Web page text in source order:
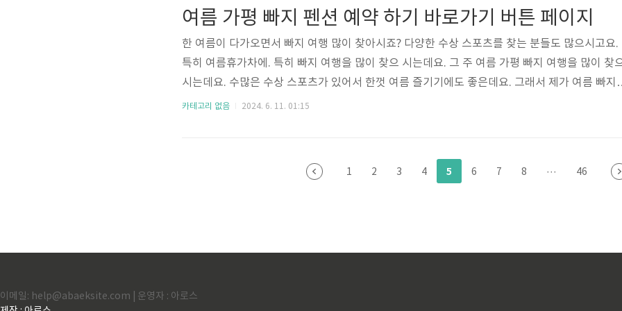
별사랑 최근 근황 페이지 바로가기 👆?..
여름 가평 빠지 펜션 예약 하기 바로가기 버튼 페이지
한 여름이 다가오면서 빠지 여행 많이 찾아시죠? 다양한 수상 스포츠를 찾는 분들도 많으시고요.
특히 여름휴가차에. 특히 빠지 여행을 많이 찾으 시는데요. 그 주 여름 가평 빠지 여행을 많이 찾
시는데요. 수많은 수상 스포츠가 있어서 한껏 여름 즐기기에도 좋은데요. 그래서 제가 여름 빠지
여행에 대해서 5곳 추천 해줄 터이니 참고하셔서 재밌는 빠지 여행을 즐기기 위해서 링크를 남겨
가평 빠지 비버네 선착장 예약하기 👆🏼 클럽 비발디 에약하기 👆🏼
카테고리 없음 2024. 6. 11. 01:15
1 2 3 4 5 6 7 8 ··· 46
이메일: help@abaeksite.com | 운영자 : 아로스